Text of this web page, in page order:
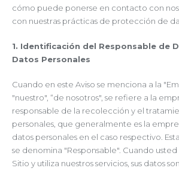
cómo puede ponerse en contacto con
con nuestras prácticas de protección de
1. Identificación del Responsable de
Datos Personales
Cuando en este Aviso se menciona a la
"nuestro", “de nosotros", se refiere a la
responsable de la recolección y el
personales, que generalmente es la
datos personales en el caso respectivo.
se denomina "Responsable". Cuando
Sitio y utiliza nuestros servicios, sus datos